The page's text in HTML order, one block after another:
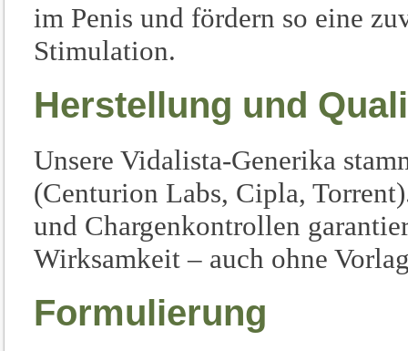
im Penis und fördern so eine
Stimulation.
Herstellung und
Unsere Vidalista-Generika
(Centurion Labs, Cipla,
und Chargenkontrollen
Wirksamkeit – auch ohne
Formulierung